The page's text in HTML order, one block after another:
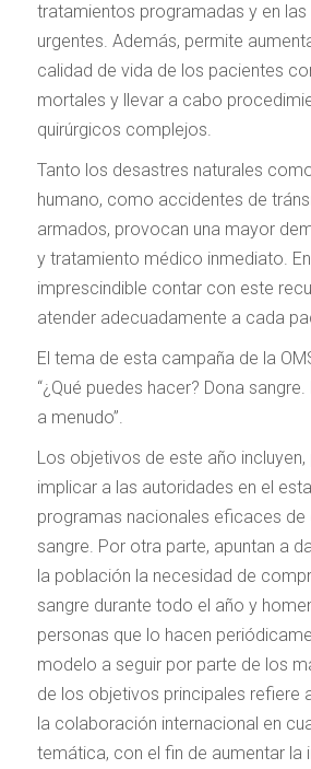
tratamientos programadas y en las
urgentes. Además, permite
calidad de vida de los pacientes
mortales y llevar a cabo
quirúrgicos complejos.
Tanto los desastres naturales
humano, como accidentes de
armados, provocan una mayor
y tratamiento médico inmediato.
imprescindible contar con este
atender adecuadamente a cada
El tema de esta campaña de la
“¿Qué puedes hacer? Dona
a menudo”.
Los objetivos de este año incluyen,
implicar a las autoridades en el
programas nacionales eficaces de
sangre. Por otra parte, apuntan a
la población la necesidad de
sangre durante todo el año y
personas que lo hacen
modelo a seguir por parte de los
de los objetivos principales refiere
la colaboración internacional en
temática, con el fin de aumentar la